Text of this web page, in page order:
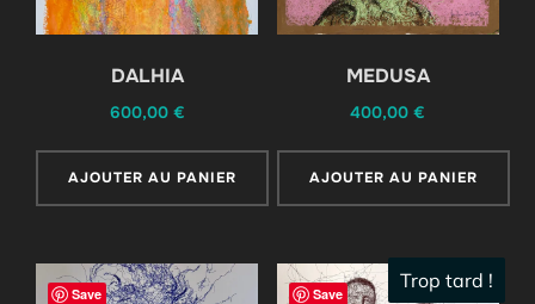
DALHIA
600,00 €
AJOUTER AU PANIER
MEDUSA
400,00€
AJOUTER AU PANIER
Save Save
Trop tard !